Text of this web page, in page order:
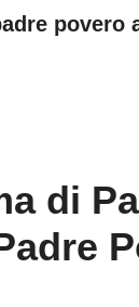
povero
di